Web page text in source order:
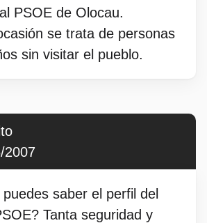
PSOE de Olocau.
se trata de personas
sin visitar el pueblo.
2007
saber el perfil del
Tanta seguridad y